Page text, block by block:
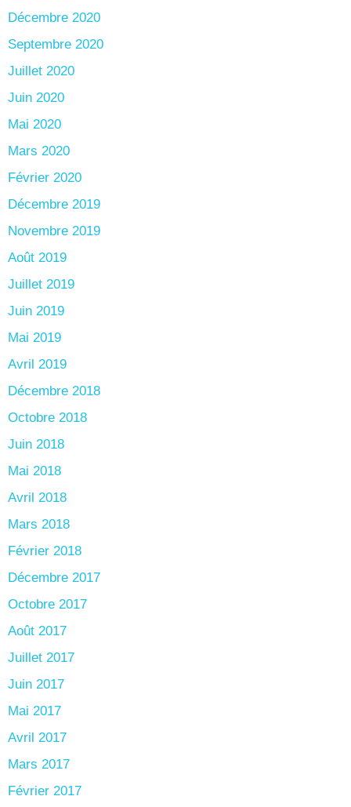
Décembre 2020
Septembre 2020
Juillet 2020
Juin 2020
Mai 2020
Mars 2020
Février 2020
Décembre 2019
Novembre 2019
Août 2019
Juillet 2019
Juin 2019
Mai 2019
Avril 2019
Décembre 2018
Octobre 2018
Juin 2018
Mai 2018
Avril 2018
Mars 2018
Février 2018
Décembre 2017
Octobre 2017
Août 2017
Juillet 2017
Juin 2017
Mai 2017
Avril 2017
Mars 2017
Février 2017